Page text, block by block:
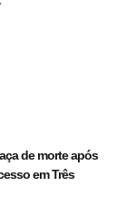
de morte após
em Três